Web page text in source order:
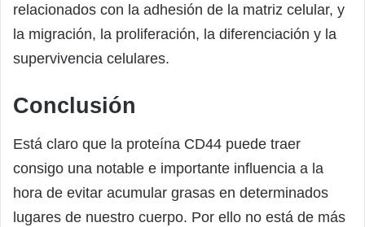
relacionados con la adhesión de la matriz celular, y
la migración, la proliferación, la diferenciación y la
supervivencia celulares.
Conclusión
Está claro que la proteína CD44 puede traer
consigo una notable e importante influencia a la
hora de evitar acumular grasas en determinados
lugares de nuestro cuerpo. Por ello no está de más